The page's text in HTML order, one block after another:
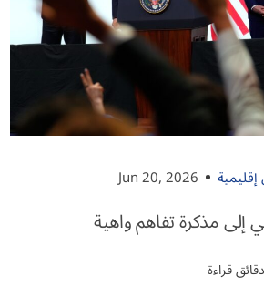
Jun 20, 2026
مذكرة تفاهم واهية